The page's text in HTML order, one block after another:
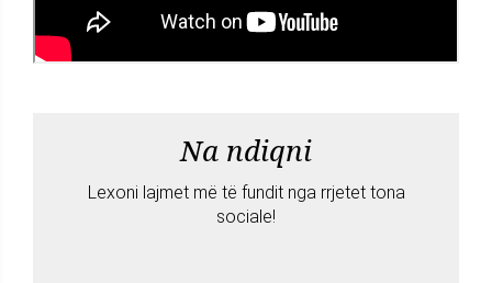
Na ndiqni
Lexoni lajmet më të fundit nga rrjetet tona
sociale!